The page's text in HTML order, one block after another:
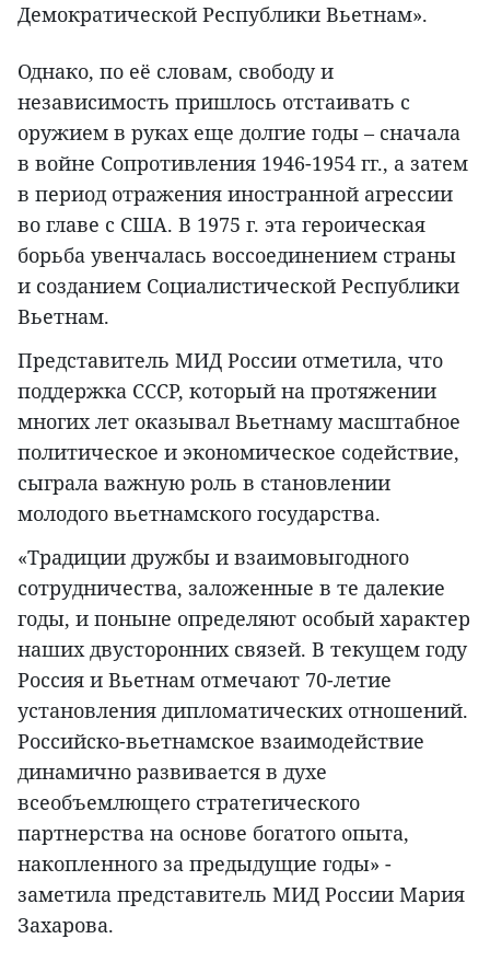
Демократической Республики Вьетнам».
Однако, по её словам, свободу и
независимость пришлось отстаивать с
оружием в руках еще долгие годы – сначала
в войне Сопротивления 1946-1954 гг., а затем
в период отражения иностранной агрессии
во главе с США. В 1975 г. эта героическая
борьба увенчалась воссоединением страны
и созданием Социалистической Республики
Вьетнам.
Представитель МИД России отметила, что
поддержка СССР, который на протяжении
многих лет оказывал Вьетнаму масштабное
политическое и экономическое содействие,
сыграла важную роль в становлении
молодого вьетнамского государства.
«Традиции дружбы и взаимовыгодного
сотрудничества, заложенные в те далекие
годы, и поныне определяют особый характер
наших двусторонних связей. В текущем году
Россия и Вьетнам отмечают 70-летие
установления дипломатических отношений.
Российско-вьетнамское взаимодействие
динамично развивается в духе
всеобъемлющего стратегического
партнерства на основе богатого опыта,
накопленного за предыдущие годы» -
заметила представитель МИД России Мария
Захарова.